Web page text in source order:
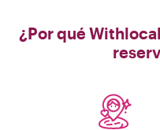
¿Por qué